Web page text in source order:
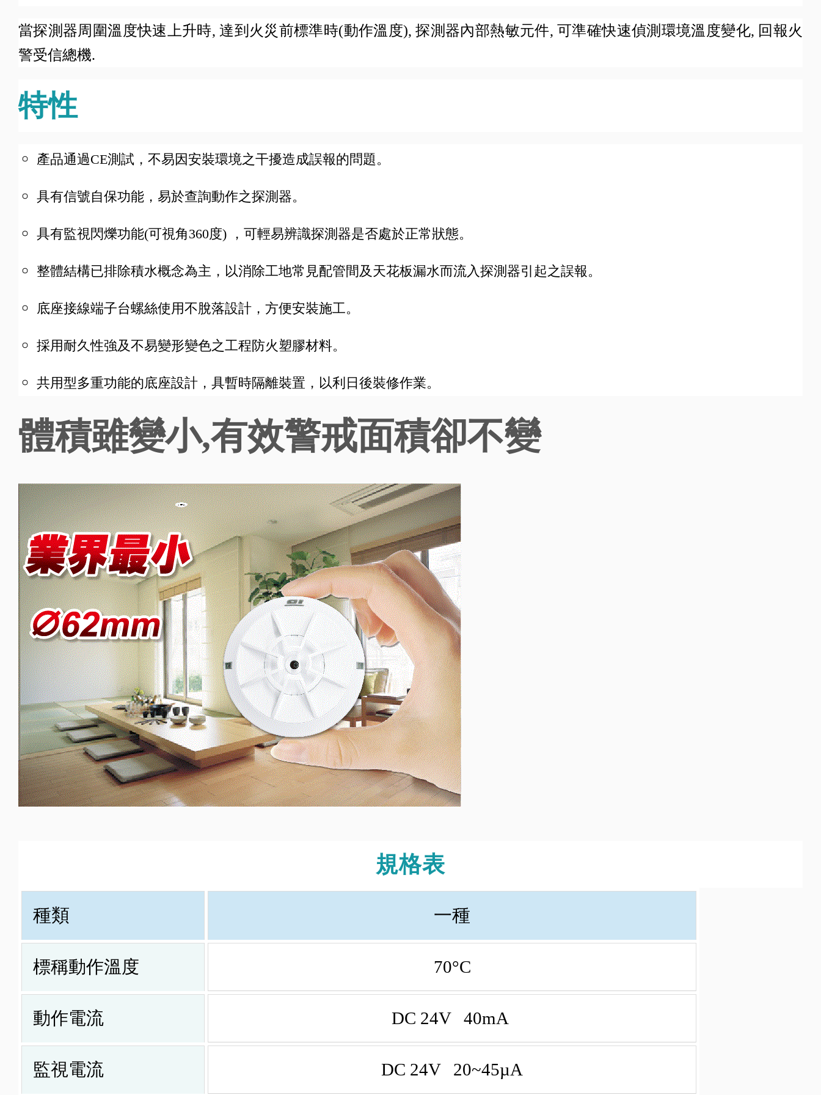
當探測器周圍溫度快速上升時, 達到火災前標準時(動作溫度), 探測器內部熱敏元件, 可準確快速偵測環境溫度變化, 回報火
警受信總機.
特性
產品通過CE測試，不易因安裝環境之干擾造成誤報的問題。
具有信號自保功能，易於查詢動作之探測器。
具有監視閃爍功能(可視角360度) ，可輕易辨識探測器是否處於正常狀態。
整體結構已排除積水概念為主，以消除工地常見配管間及天花板漏水而流入探測器引起之誤報。
底座接線端子台螺絲使用不脫落設計，方便安裝施工。
採用耐久性強及不易變形變色之工程防火塑膠材料。
共用型多重功能的底座設計，具暫時隔離裝置，以利日後裝修作業。
體積雖變小,有效警戒面積卻不變
規格表
種類 一種
標稱動作溫度 70°C
動作電流 DC 24V 40mA
監視電流 DC 24V 20~45µA